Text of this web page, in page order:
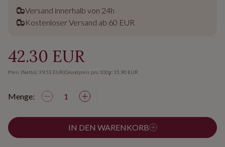
Versand innerhalb von 24h
Kostenloser Versand ab 60 EUR
42.30 EUR
Preis (Netto): 39.53 EUR|Grundpreis pro 100g: 15.90 EUR
Menge:
IN DEN WARENKORB